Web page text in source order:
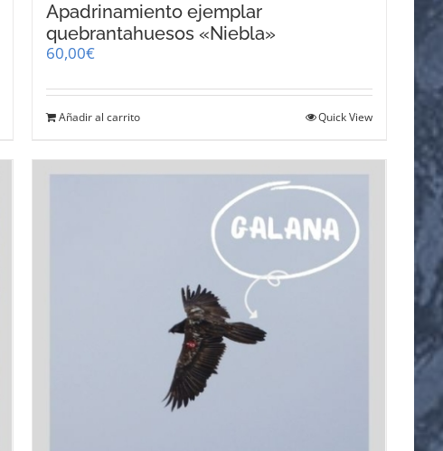
Apadrinamiento ejemplar
quebrantahuesos «Niebla»
60,00€
Añadir al carrito Quick View